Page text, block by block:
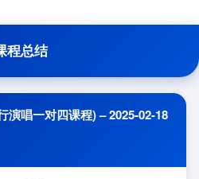
程总结
演唱一对四课程) – 2025-02-18